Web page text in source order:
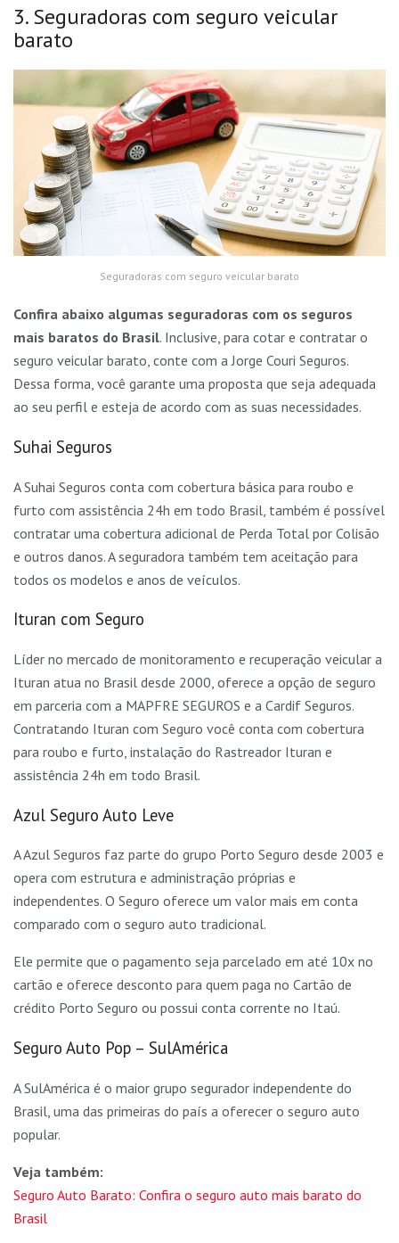
3. Seguradoras com seguro veicular
barato
Seguradoras com seguro veicular barato
Confira abaixo algumas seguradoras com os seguros
mais baratos do Brasil. Inclusive, para cotar e contratar o
seguro veicular barato, conte com a Jorge Couri Seguros.
Dessa forma, você garante uma proposta que seja adequada
ao seu perfil e esteja de acordo com as suas necessidades.
Suhai Seguros
A Suhai Seguros conta com cobertura básica para roubo e
furto com assistência 24h em todo Brasil, também é possível
contratar uma cobertura adicional de Perda Total por Colisão
e outros danos. A seguradora também tem aceitação para
todos os modelos e anos de veículos.
Ituran com Seguro
Líder no mercado de monitoramento e recuperação veicular a
Ituran atua no Brasil desde 2000, oferece a opção de seguro
em parceria com a MAPFRE SEGUROS e a Cardif Seguros.
Contratando Ituran com Seguro você conta com cobertura
para roubo e furto, instalação do Rastreador Ituran e
assistência 24h em todo Brasil.
Azul Seguro Auto Leve
A Azul Seguros faz parte do grupo Porto Seguro desde 2003 e
opera com estrutura e administração próprias e
independentes. O Seguro oferece um valor mais em conta
comparado com o seguro auto tradicional.
Ele permite que o pagamento seja parcelado em até 10x no
cartão e oferece desconto para quem paga no Cartão de
crédito Porto Seguro ou possui conta corrente no Itaú.
Seguro Auto Pop – SulAmérica
A SulAmérica é o maior grupo segurador independente do
Brasil, uma das primeiras do país a oferecer o seguro auto
popular.
Veja também:
Seguro Auto Barato: Confira o seguro auto mais barato do
Brasil